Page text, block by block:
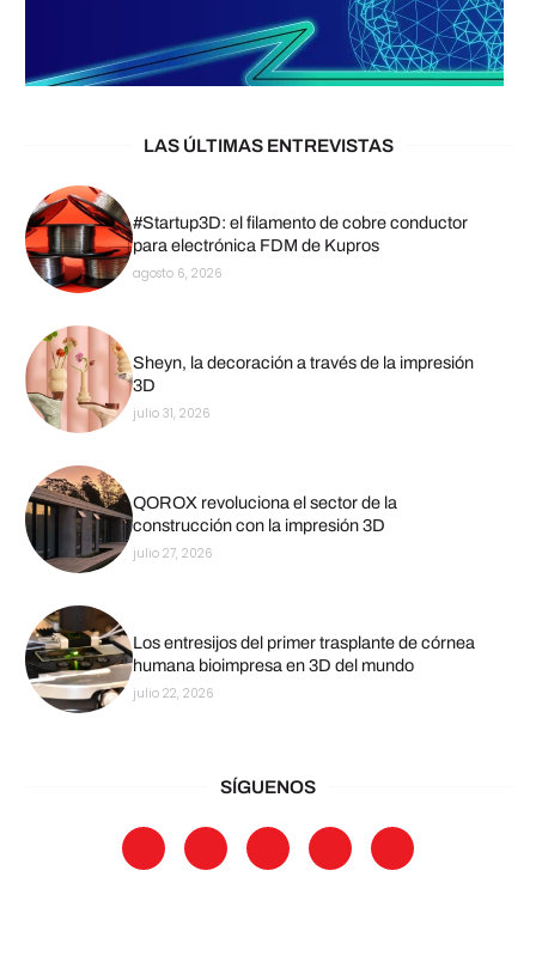
LAS ÚLTIMAS ENTREVISTAS
#Startup3D: el filamento de cobre conductor
para electrónica FDM de Kupros
agosto 6, 2026
Sheyn, la decoración a través de la impresión
3D
julio 31, 2026
QOROX revoluciona el sector de la
construcción con la impresión 3D
julio 27, 2026
Los entresijos del primer trasplante de córnea
humana bioimpresa en 3D del mundo
julio 22, 2026
SÍGUENOS